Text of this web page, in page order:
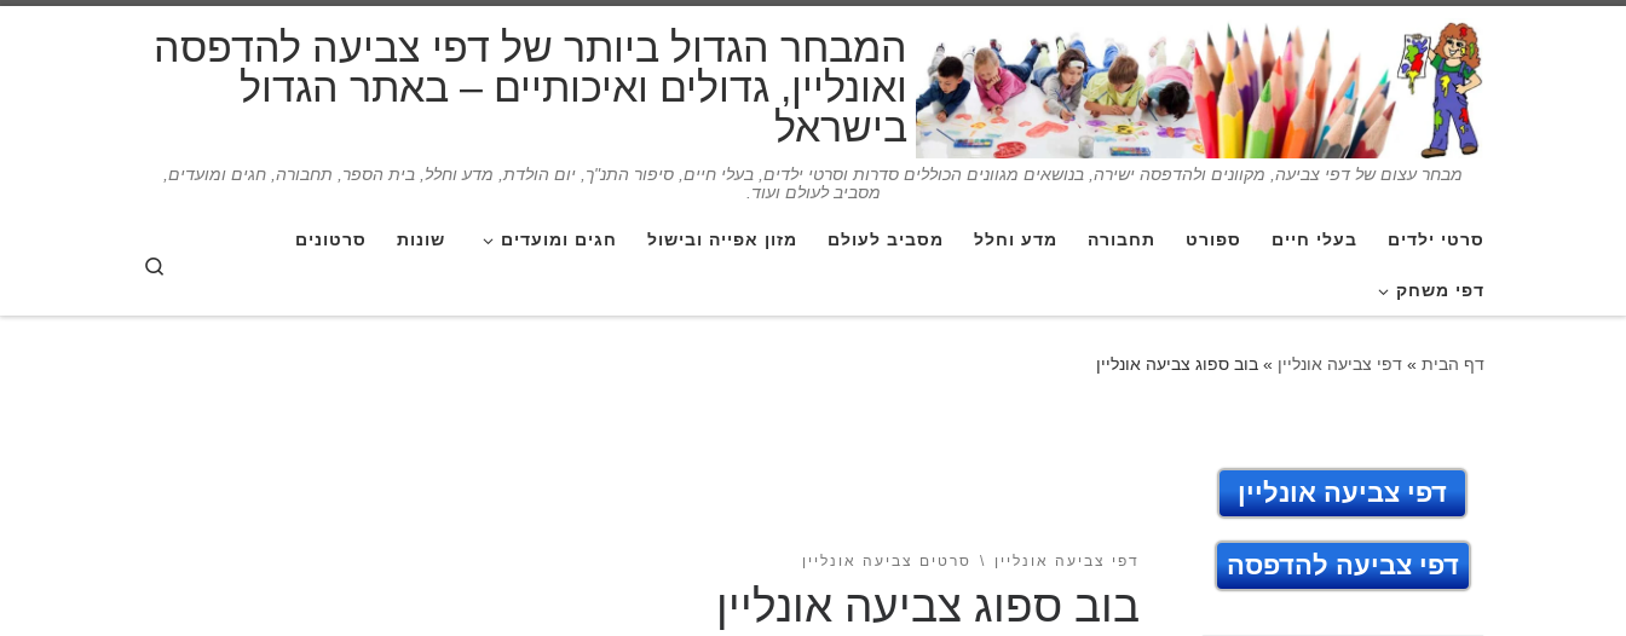
המבחר הגדול ביותר של דפי צביעה להדפסה
ואונליין, גדולים ואיכותיים – באתר הגדול
בישראל
מבחר עצום של דפי צביעה, מקוונים ולהדפסה ישירה, בנושאים מגוונים הכוללים סדרות וסרטי ילדים, בעלי חיים, סיפור התנ"ך, יום הולדת, מדע וחלל, בית הספר, תחבורה, חגים ומועדים,
מסביב לעולם ועוד.
סרטי ילדים בעלי חיים ספורט תחבורה מדע וחלל מסביב לעולם מזון אפייה ובישול חגים ומועדים שונות סרטונים
דפי משחק
דף הבית » דפי צביעה אונליין » בוב ספוג צביעה אונליין
דפי צביעה אונליין סרטים צביעה אונליין
בוב ספוג צביעה אונליין
דפי צביעה אונליין
דפי צביעה להדפסה